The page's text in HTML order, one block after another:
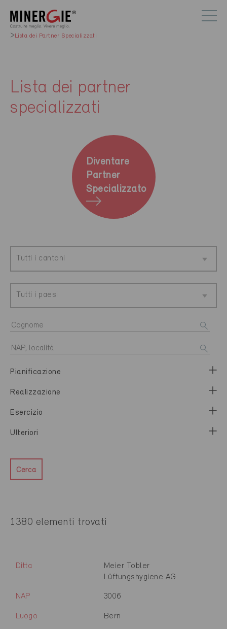
Lista dei Partner Specializzati
Lista dei partner
specializzati
Diventare
Partner
Specializzato
Tutti i cantoni
Tutti i paesi
Pianificazione
Realizzazione
Esercizio
Ulteriori
Cerca
1380 elementi trovati
Ditta
Meier Tobler
Lüftungshygiene AG
NAP 3006
Luogo Bern